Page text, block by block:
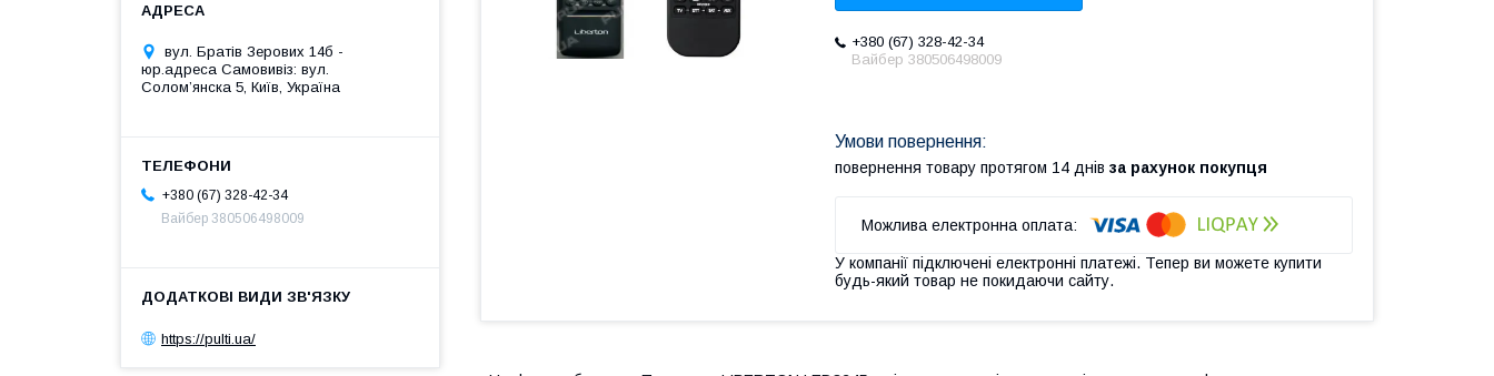
+380 (67) 328-42-34
Вайбер 380506498009
повернення товару протягом 14 днів за рахунок покупця
У компанії підключені електронні платежі. Тепер ви можете купити
будь-який товар не покидаючи сайту.
вул. Братів Зерових 14б -
юр.адреса Самовивіз: вул.
Соломʼянска 5, Київ, Україна
+380 (67) 328-42-34
Вайбер 380506498009
https://pulti.ua/